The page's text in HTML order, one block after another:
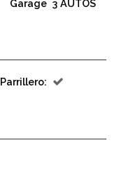
Garage 3 AUTOS
Parrillero: